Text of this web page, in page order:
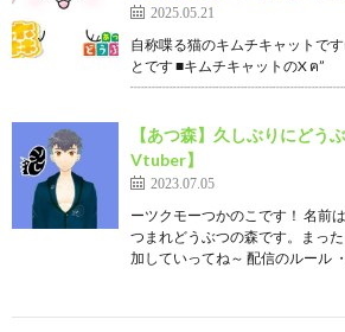
2025.05.21
自称喋る猫のキムチキャットで
とです ■キムチキャットのX ฅ”
【あつ森】久しぶりにどう
Vtuber】
2023.07.05
ーツクモーつかのこです！ 名前
つまれどうぶつの森です。まっ
加していってね～ 配信のルール